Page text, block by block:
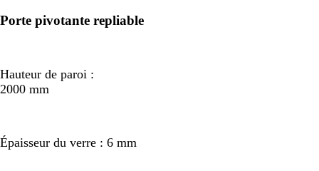
Précédent
Suivant
Porte pivotante repliable
Hauteur de paroi :
2000 mm
Épaisseur du verre : 6 mm